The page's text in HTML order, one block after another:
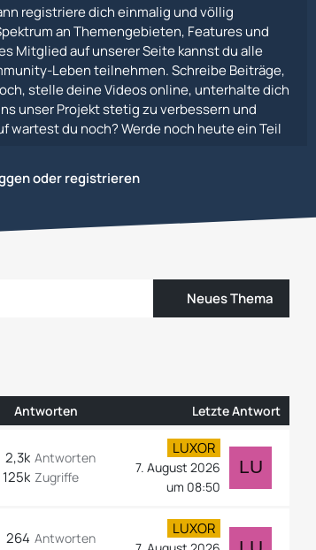
registriere dich einmalig und völlig
an Themengebieten, Features und
Mitglied auf unserer Seite kannst du alle
Leben teilnehmen. Schreibe Beiträge,
stelle deine Videos online, unterhalte dich
unser Projekt stetig zu verbessern und
wartest du noch? Werde noch heute ein Teil
oder registrieren
Neues Thema
Antworten Letzte Antwort
Antworten
2,3k
Zugriffe
125k
LUXOR
7. August 2026
um 08:50
Antworten
264
LUXOR